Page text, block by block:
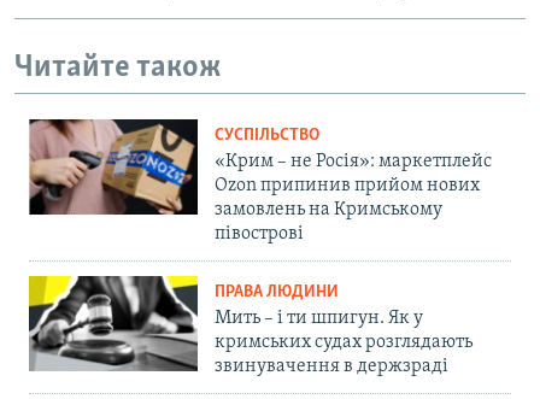
Читайте також
СУСПІЛЬСТВО
«Крим – не Росія»: маркетплейс
Ozon припинив прийом нових
замовлень на Кримському
півострові
ПРАВА ЛЮДИНИ
Мить – і ти шпигун. Як у
кримських судах розглядають
звинувачення в держзраді